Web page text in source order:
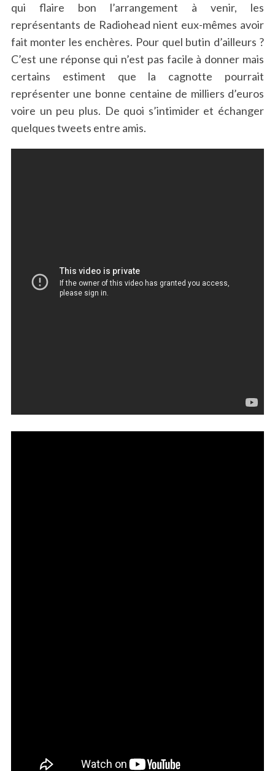
qui flaire bon l’arrangement à venir, les
représentants de Radiohead nient eux-mêmes avoir
fait monter les enchères. Pour quel butin d’ailleurs ?
C’est une réponse qui n’est pas facile à donner mais
certains estiment que la cagnotte pourrait
représenter une bonne centaine de milliers d’euros
voire un peu plus. De quoi s’intimider et échanger
quelques tweets entre amis.